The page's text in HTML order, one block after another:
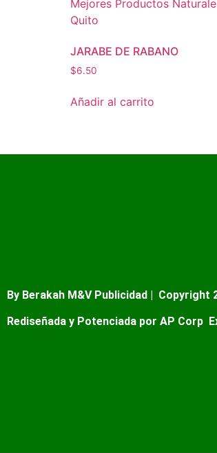
JARABE DE RABANO
$6.50
Añadir al carrito
By Berakah M&V Publicidad | Copyright
Rediseñada y Potenciada por AP Corp